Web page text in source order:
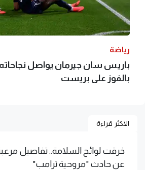
رياضة
باريس سان جيرمان يواصل
بالفوز على بريست
الاكثر قراءة
خرقت لوائح السلامة.. تفاصيل
عن حادث "مروحية ترامب"